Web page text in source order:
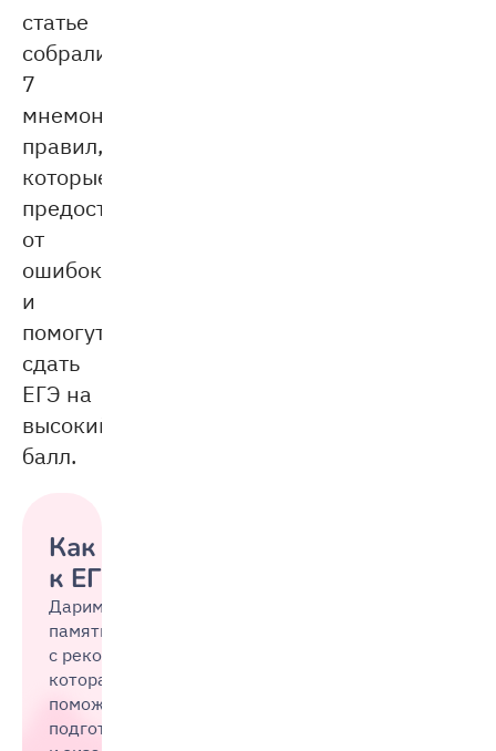
статье
собрали
7
мнемонических
правил,
которые
предостерегут
от
ошибок
и
помогут
сдать
ЕГЭ на
высокий
балл.
Как подготовиться
к ЕГЭ за год
Дарим
памятку
с рекомендациями,
которая
поможет
подготовиться